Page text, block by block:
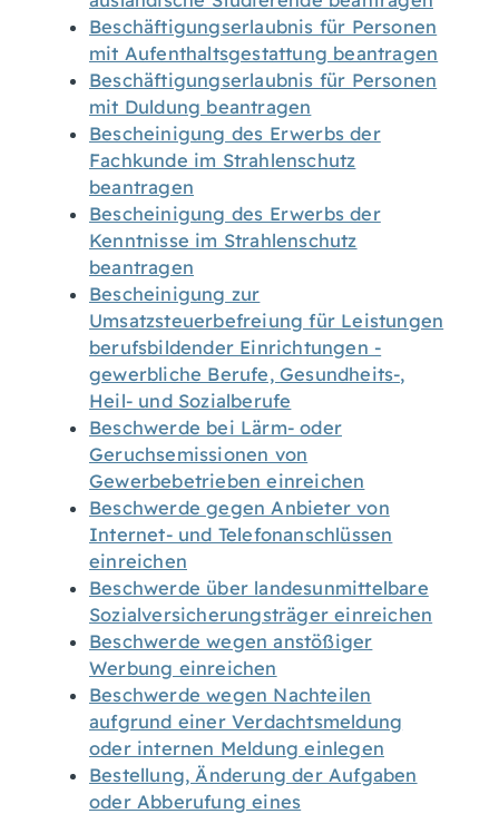
Beschäftigungserlaubnis für Personen
mit Aufenthaltsgestattung beantragen
Beschäftigungserlaubnis für Personen
mit Duldung beantragen
Bescheinigung des Erwerbs der
Fachkunde im Strahlenschutz
beantragen
Bescheinigung des Erwerbs der
Kenntnisse im Strahlenschutz
beantragen
Bescheinigung zur
Umsatzsteuerbefreiung für Leistungen
berufsbildender Einrichtungen -
gewerbliche Berufe, Gesundheits-,
Heil- und Sozialberufe
Beschwerde bei Lärm- oder
Geruchsemissionen von
Gewerbebetrieben einreichen
Beschwerde gegen Anbieter von
Internet- und Telefonanschlüssen
einreichen
Beschwerde über landesunmittelbare
Sozialversicherungsträger einreichen
Beschwerde wegen anstößiger
Werbung einreichen
Beschwerde wegen Nachteilen
aufgrund einer Verdachtsmeldung
oder internen Meldung einlegen
Bestellung, Änderung der Aufgaben
oder Abberufung eines